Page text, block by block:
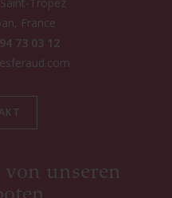
, France
73 03 12
unseren